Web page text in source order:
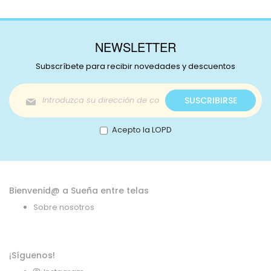
NEWSLETTER
Subscríbete para recibir novedades y descuentos
Inscríbase
a
nuestro
boletín
de
SUSCRIBIRSE
Acepto la LOPD
Bienvenid@ a Sueña entre telas
Sobre nosotros
¡Síguenos!